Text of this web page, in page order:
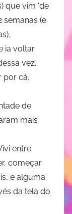
que vim ‘de
semanas (e
ia voltar
vez.
por cá.
de
mais
entre
começar
e alguma
da tela do